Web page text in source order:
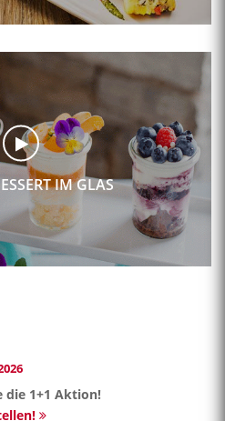
IM GLAS
die 1+1 Aktion!